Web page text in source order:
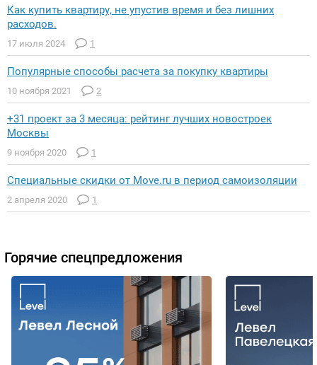
Как купить квартиру, не упустив время и без лишних
расходов.
17 июля 2024 1
Популярные способы расчета за покупку квартиры
10 ноября 2021 2
+31 проект за 3 месяца: рейтинг лучших новостроек
Москвы
9 ноября 2020 1
Специальные скидки от Move.ru в период самоизоляции
2 апреля 2020 1
Горячие спецпредложения